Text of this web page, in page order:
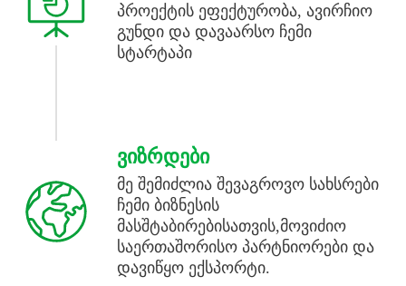
პროექტის ეფექტურობა, ავირჩიო
გუნდი და დავაარსო ჩემი
სტარტაპი
ᲕᲘᲖᲠᲓᲔᲑᲘ
მე შემიძლია შევაგროვო სახსრები
ჩემი ბიზნესის
მასშტაბირებისათვის,მოვიძიო
საერთაშორისო პარტნიორები და
დავიწყო ექსპორტი.